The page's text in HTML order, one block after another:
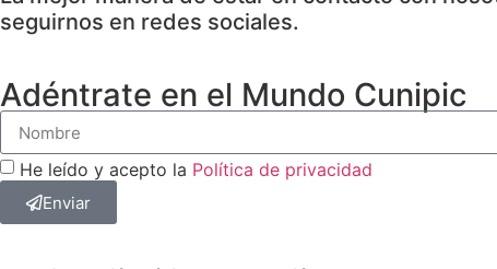
seguirnos en redes sociales.
Adéntrate en el Mundo Cunipic
He leído y acepto la Política de privacidad
Enviar